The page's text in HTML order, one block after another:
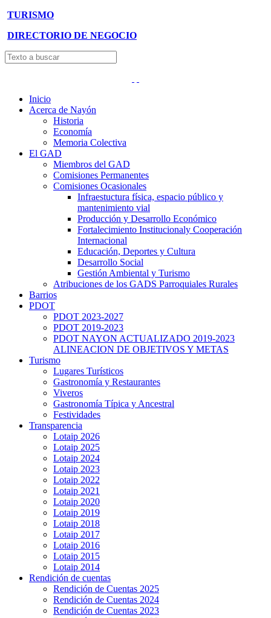
TURISMO
DIRECTORIO DE NEGOCIO
Inicio
Acerca de Nayón
Historia
Economía
Memoria Colectiva
El GAD
Miembros del GAD
Comisiones Permanentes
Comisiones Ocasionales
Infraestuctura física, espacio público y
mantenimiento vial
Producción y Desarrollo Económico
Fortalecimiento Institucionaly Cooperación
Internacional
Educación, Deportes y Cultura
Desarrollo Social
Gestión Ambiental y Turismo
Atribuciones de los GADS Parroquiales Rurales
Barrios
PDOT
PDOT 2023-2027
PDOT 2019-2023
PDOT NAYON ACTUALIZADO 2019-2023
ALINEACION DE OBJETIVOS Y METAS
Turismo
Lugares Turísticos
Gastronomía y Restaurantes
Viveros
Gastronomía Típica y Ancestral
Festividades
Transparencia
Lotaip 2026
Lotaip 2025
Lotaip 2024
Lotaip 2023
Lotaip 2022
Lotaip 2021
Lotaip 2020
Lotaip 2019
Lotaip 2018
Lotaip 2017
Lotaip 2016
Lotaip 2015
Lotaip 2014
Rendición de cuentas
Rendición de Cuentas 2025
Rendición de Cuentas 2024
Rendición de Cuentas 2023